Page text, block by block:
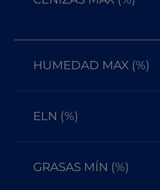
HUMEDAD MAX (%)
ELN (%)
GRASAS MÍN (%)